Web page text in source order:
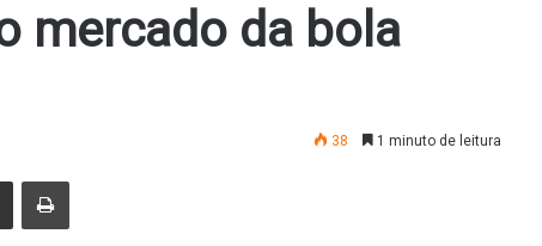
mercado da bola
38 1 minuto de leitura
Compartilhar via e-mail Imprimir